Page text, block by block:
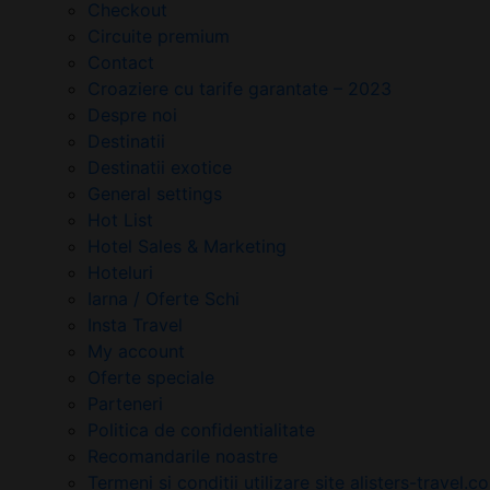
Checkout
Circuite premium
Contact
Croaziere cu tarife garantate – 2023
Despre noi
Destinatii
Destinatii exotice
General settings
Hot List
Hotel Sales & Marketing
Hoteluri
Iarna / Oferte Schi
Insta Travel
My account
Oferte speciale
Parteneri
Politica de confidentialitate
Recomandarile noastre
Termeni si conditii utilizare site alisters-